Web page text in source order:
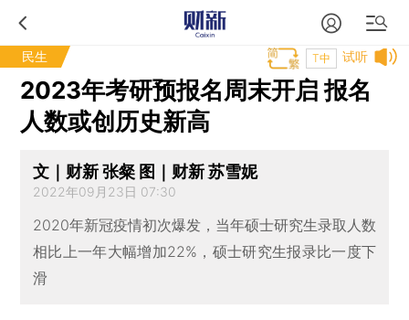
民生 试听
T中
2023年考研预报名周末开启 报名
人数或创历史新高
文｜财新 张粲 图｜财新 苏雪妮
2022年09月23日 07:30
2020年新冠疫情初次爆发，当年硕士研究生录取人数
相比上一年大幅增加22%，硕士研究生报录比一度下
滑